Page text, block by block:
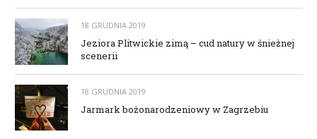
18 GRUDNIA 2019
Jeziora Plitwickie zimą – cud natury w śnieżnej
scenerii
18 GRUDNIA 2019
Jarmark bożonarodzeniowy w Zagrzebiu